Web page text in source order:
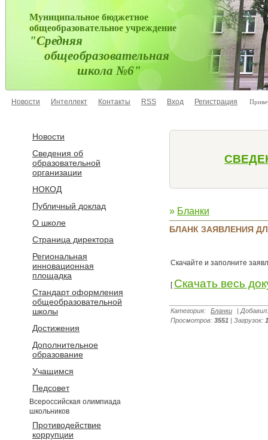
Муниципальное бюджетное
общеобразовательное учреждение
"Средняя
общеобразовательная
школа №6"
Новости Интеллект Контакты RSS Вход Регистрация
Новости
Сведения об
образовательной
организации
НОКОД
Публичный доклад
О школе
Страница директора
Региональная
инновационная
площадка
Стандарт оформления
общеобразовательной
школы
Достижения
Дополнительное
образование
Учащимся
Педсовет
Всероссийская олимпиада
школьников
Противодействие
коррупции
» Бланки
БЛАНК ЗАЯВЛЕНИЯ
Скачайте и заполните
[ Скачать весь
Категория: Бланки | Добавил
Просмотров: 3551 | Загрузок: